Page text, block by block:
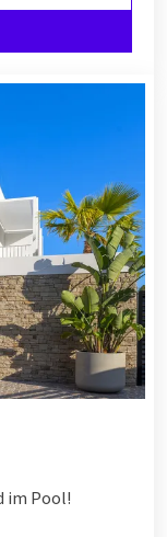
im Pool!